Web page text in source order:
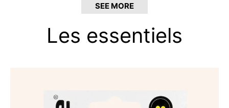
SEE MORE
Les essentiels